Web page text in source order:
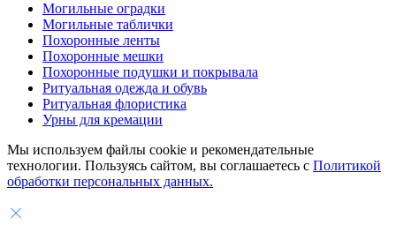
Могильные оградки
Могильные таблички
Похоронные ленты
Похоронные мешки
Похоронные подушки и покрывала
Ритуальная одежда и обувь
Ритуальная флористика
Урны для кремации
Мы используем файлы cookie и рекомендательные
технологии. Пользуясь сайтом, вы соглашаетесь с Политикой
обработки персональных данных.